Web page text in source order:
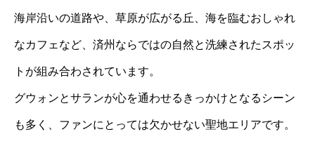
海岸沿いの道路や、草原が広がる丘、海を臨むおしゃれ
なカフェなど、済州ならではの自然と洗練されたスポッ
トが組み合わされています。
グウォンとサランが心を通わせるきっかけとなるシーン
も多く、ファンにとっては欠かせない聖地エリアです。